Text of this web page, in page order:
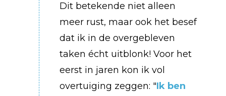
Dit betekende niet alleen
meer rust, maar ook het besef
dat ik in de overgebleven
taken écht uitblonk! Voor het
eerst in jaren kon ik vol
overtuiging zeggen: "Ik ben